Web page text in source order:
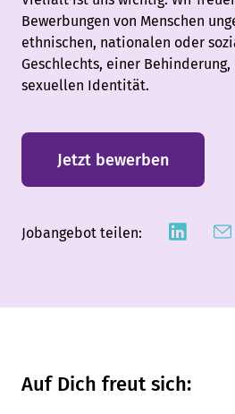
Bewerbungen von Menschen
ethnischen, nationalen oder
Geschlechts, einer
sexuellen Identität.
Jetzt bewerben
Jobangebot teilen:
Auf Dich freut sich: